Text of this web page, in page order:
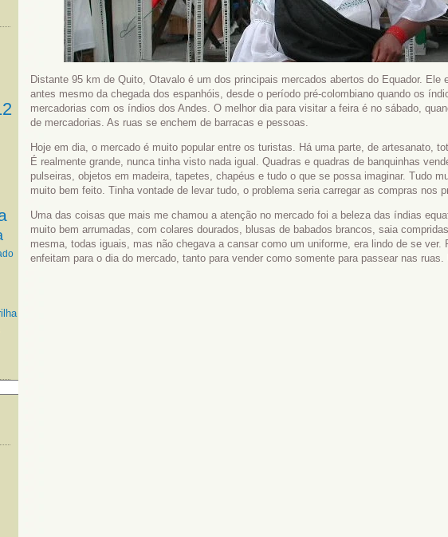
Distante 95 km de Quito, Otavalo é um dos principais mercados abertos do Equador. Ele
antes mesmo da chegada dos espanhóis, desde o período pré-colombiano quando os
mercadorias com os índios dos Andes. O melhor dia para visitar a feira é no sábado,
de mercadorias. As ruas se enchem de barracas e pessoas.
Hoje em dia, o mercado é muito popular entre os turistas. Há uma parte, de artesanato,
É realmente grande, nunca tinha visto nada igual. Quadras e quadras de banquinhas
pulseiras, objetos em madeira, tapetes, chapéus e tudo o que se possa imaginar. Tudo
muito bem feito. Tinha vontade de levar tudo, o problema seria carregar as compras nos
Uma das coisas que mais me chamou a atenção no mercado foi a beleza das índias
muito bem arrumadas, com colares dourados, blusas de babados brancos, saia
mesma, todas iguais, mas não chegava a cansar como um uniforme, era lindo de se ver.
enfeitam para o dia do mercado, tanto para vender como somente para passear nas